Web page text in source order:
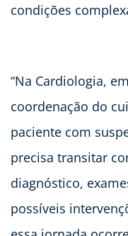
condições
“Na Cardiologia,
coordenação do
paciente com
precisa transitar
diagnóstico,
possíveis